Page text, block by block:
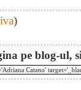
)
pe blog-ul,